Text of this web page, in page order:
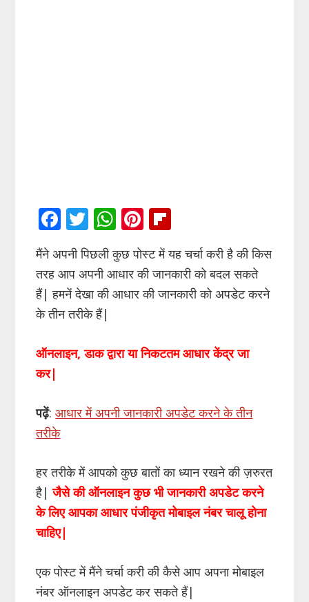
F
ac
e
b
o
k
T
w
itt
er
W
at
s
A
p
Pi
nt
er
e
st
b
o
ar
मैंने अपनी पिछली कुछ पोस्ट में यह चर्चा करी है की किस
तरह आप अपनी आधार की जानकारी को बदल सकते
हैं| हमनें देखा की आधार की जानकारी को अपडेट करने
के तीन तरीके हैं|
ऑनलाइन, डाक द्वारा या निकटतम आधार केंद्र जा
कर|
पढ़ें:आधार में अपनी जानकारी अपडेट करने के तीन
तरीके
हर तरीके में आपको कुछ बातों का ध्यान रखने की ज़रुरत
है|जैसे की ऑनलाइन कुछ भी जानकारी अपडेट करने
के लिए आपका आधार पंजीकृत मोबाइल नंबर चालू होना
चाहिए|
एक पोस्ट में मैंने चर्चा करी की कैसे आप अपना मोबाइल
नंबर ऑनलाइन अपडेट कर सकते हैं|